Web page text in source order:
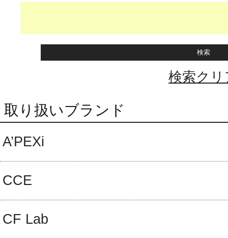
検索クリ
取り扱いブランド
A’PEXi
CCE
CF Lab